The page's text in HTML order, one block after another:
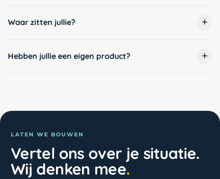
Waar zitten jullie?
Hebben jullie een eigen product?
LATEN WE BOUWEN
Vertel ons over je situatie.
Wij denken mee.